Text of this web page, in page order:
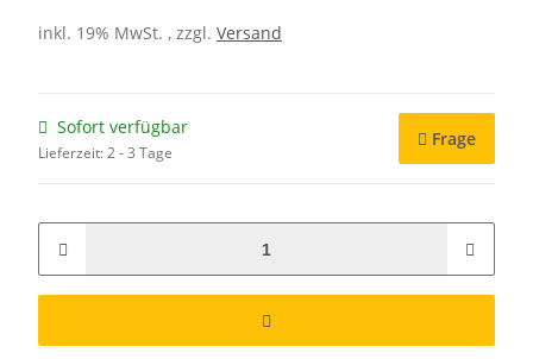
inkl. 19% MwSt. , zzgl. Versand
Sofort verfügbar
Lieferzeit:2 - 3 Tage
Frage